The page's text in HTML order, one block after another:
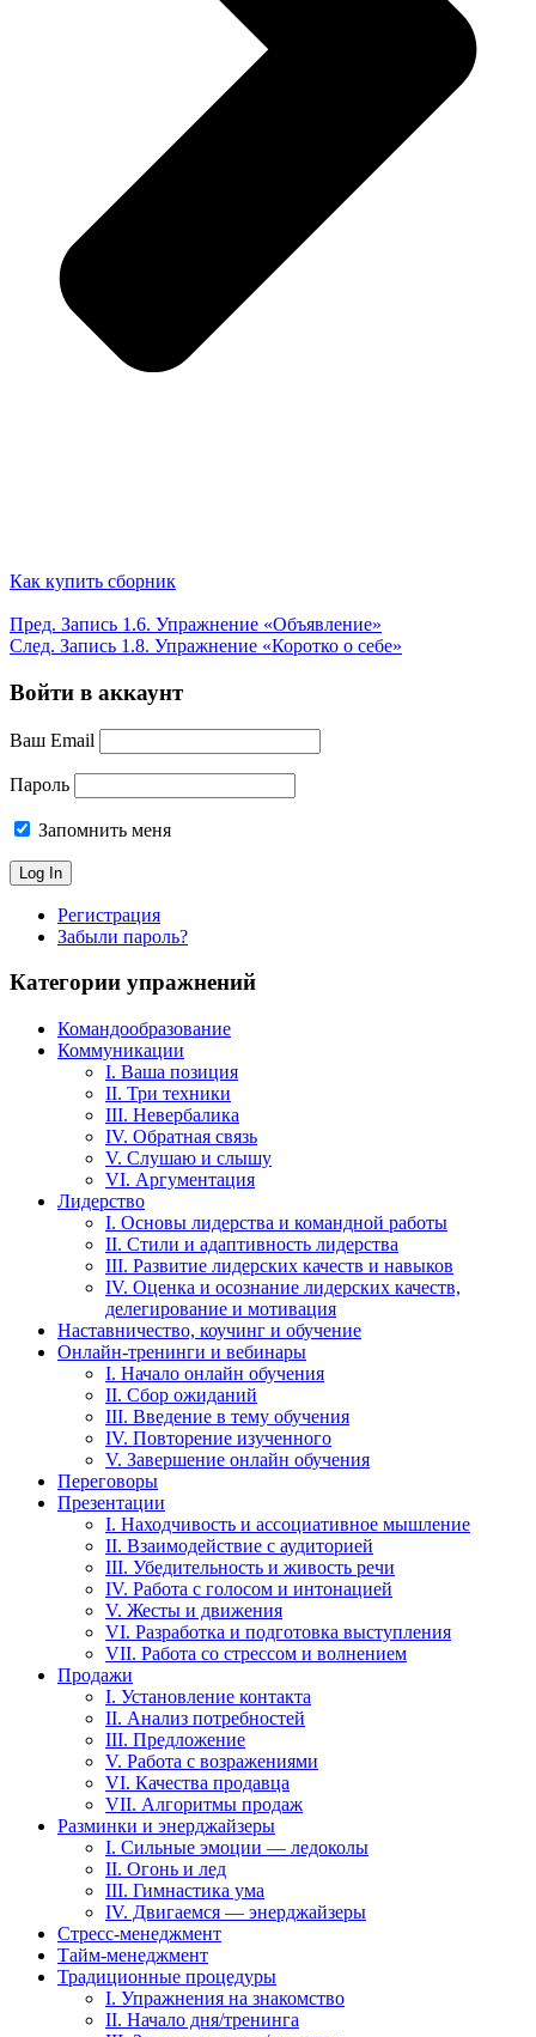
Как купить сборник
Пред. Запись 1.6. Упражнение «Объявление»
След. Запись 1.8. Упражнение «Коротко о себе»
Войти в аккаунт
Ваш Email
Пароль
Запомнить меня
Регистрация
Забыли пароль?
Категории упражнений
Командообразование
Коммуникации
I. Ваша позиция
II. Три техники
III. Невербалика
IV. Обратная связь
V. Слушаю и слышу
VI. Аргументация
Лидерство
I. Основы лидерства и командной работы
II. Стили и адаптивность лидерства
III. Развитие лидерских качеств и навыков
IV. Оценка и осознание лидерских качеств,
делегирование и мотивация
Наставничество, коучинг и обучение
Онлайн-тренинги и вебинары
I. Начало онлайн обучения
II. Сбор ожиданий
III. Введение в тему обучения
IV. Повторение изученного
V. Завершение онлайн обучения
Переговоры
Презентации
I. Находчивость и ассоциативное мышление
II. Взаимодействие с аудиторией
III. Убедительность и живость речи
IV. Работа с голосом и интонацией
V. Жесты и движения
VI. Разработка и подготовка выступления
VII. Работа со стрессом и волнением
Продажи
I. Установление контакта
II. Анализ потребностей
III. Предложение
V. Работа с возражениями
VI. Качества продавца
VII. Алгоритмы продаж
Разминки и энерджайзеры
I. Сильные эмоции — ледоколы
II. Огонь и лед
III. Гимнастика ума
IV. Двигаемся — энерджайзеры
Стресс-менеджмент
Тайм-менеджмент
Традиционные процедуры
I. Упражнения на знакомство
II. Начало дня/тренинга